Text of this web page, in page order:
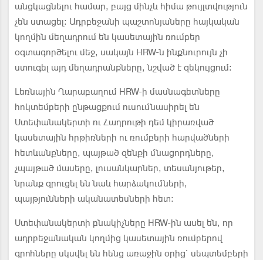
անցկացնելու համար, բայց մինչև հիմա թույլտվություն
չեն ստացել։ Ադրբեջանի պաշտոնյաները հայկական
կողմին մեղադրում են կասետային ռումբեր
օգտագործելու մեջ, սակայն HRW-ն ինքնուրույն չի
ստուգել այդ մեղադրանքները, նշված է զեկույցում։
Լեռնային Ղարաբաղում HRW-ի մասնագետները
հոկտեմբերի ընթացքում ուսումնասիրել են
Ստեփանակերտի ու Հադրութի դեմ կիրառված
կասետային հրթիռների ու ռումբերի հարվածների
հետևանքները, պայթած զենքի մնացորդները,
չպայթած մասերը, լուսանկարներ, տեսանյութեր,
նրանք զրուցել են նաև հարձակումների,
պայթյունների ականատեսների հետ։
Ստեփանակերտի բնակիչները HRW-ին ասել են, որ
ադրբեջանական կողմից կասետային ռումբերով
գրոհները սկսվել են հենց առաջին օրից` սեպտեմբերի